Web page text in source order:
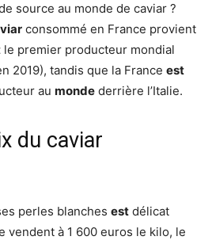
source au monde de caviar ?
consommé en France provient
le premier producteur mondial
2019), tandis que la France est
au monde derrière l’Italie.
du caviar
perles blanches est délicat
vendent à 1 600 euros le kilo, le